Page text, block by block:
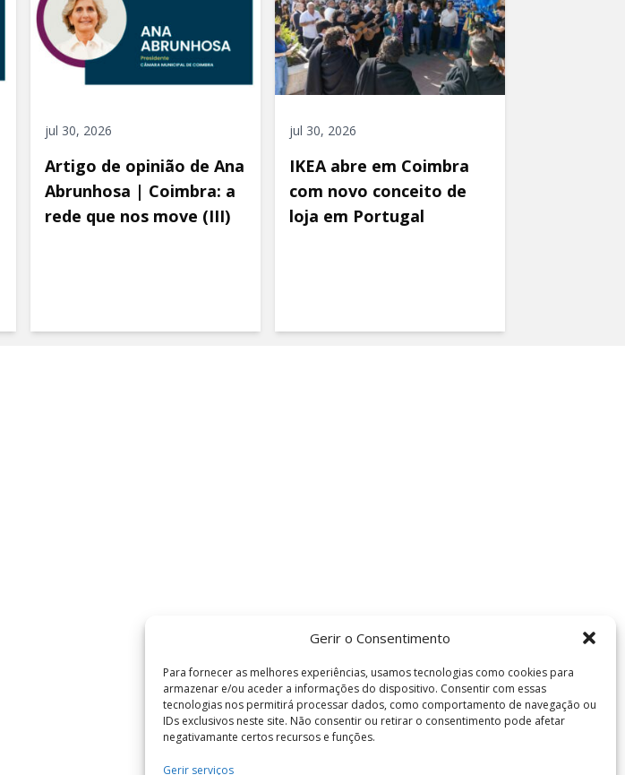
Gerir o Consentimento
Para fornecer as melhores experiências, usamos tecnologias como cookies para
armazenar e/ou aceder a informações do dispositivo. Consentir com essas
tecnologias nos permitirá processar dados, como comportamento de navegação ou
IDs exclusivos neste site. Não consentir ou retirar o consentimento pode afetar
negativamante certos recursos e funções.
Gerir serviços
jul 30, 2026
Artigo de opinião de Ana
Abrunhosa | Coimbra: a
rede que nos move (III)
jul 30, 2026
IKEA abre em Coimbra
com novo conceito de
loja em Portugal